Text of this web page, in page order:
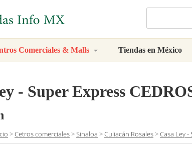
Comerciales & Malls Tiendas en México
- Super Express
>Cetros comerciales>Sinaloa >Culiacán Rosales>Casa Ley -